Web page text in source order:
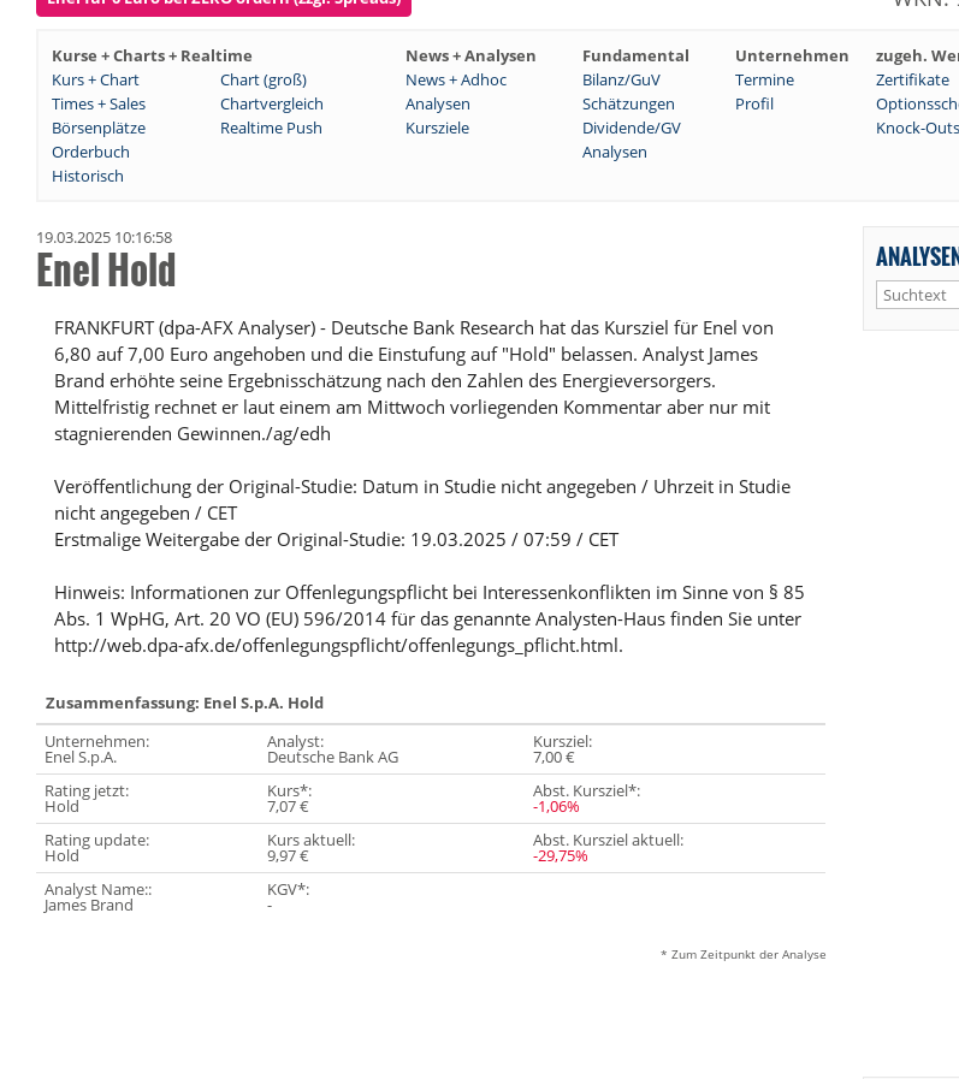
Kurse + Charts + Realtime News + Analysen Fundamental Unternehmen zugeh.
Kurs + Chart
Chart (groß) News + Adhoc Bilanz/GuV Termine Zertifikate
Times + Sales
Chartvergleich Analysen Schätzungen Profil
Börsenplätze
Realtime Push Kursziele Dividende/GV
Knock-Outs
Orderbuch
Analysen
Historisch
19.03.2025 10:16:58
Enel Hold
FRANKFURT (dpa-AFX Analyser) - Deutsche Bank Research hat das Kursziel für Enel von
6,80 auf 7,00 Euro angehoben und die Einstufung auf "Hold" belassen. Analyst James
Brand erhöhte seine Ergebnisschätzung nach den Zahlen des Energieversorgers.
Mittelfristig rechnet er laut einem am Mittwoch vorliegenden Kommentar aber nur mit
stagnierenden Gewinnen./ag/edh
Veröffentlichung der Original-Studie: Datum in Studie nicht angegeben / Uhrzeit in Studie
nicht angegeben / CET
Erstmalige Weitergabe der Original-Studie: 19.03.2025 / 07:59 / CET
Hinweis: Informationen zur Offenlegungspflicht bei Interessenkonflikten im Sinne von § 85
Abs. 1 WpHG, Art. 20 VO (EU) 596/2014 für das genannte Analysten-Haus finden Sie unter
http://web.dpa-afx.de/offenlegungspflicht/offenlegungs_pflicht.html.
Zusammenfassung: Enel S.p.A. Hold
Unternehmen:
Enel S.p.A.
Analyst:
Deutsche Bank AG
Kursziel:
7,00 €
Rating jetzt:
Hold
Kurs*:
7,07 €
Abst. Kursziel*:
-1,06%
Rating update:
Hold
Kurs aktuell:
9,97 €
Abst. Kursziel aktuell:
-29,75%
Analyst Name::
James Brand
KGV*:
-
* Zum Zeitpunkt der Analyse